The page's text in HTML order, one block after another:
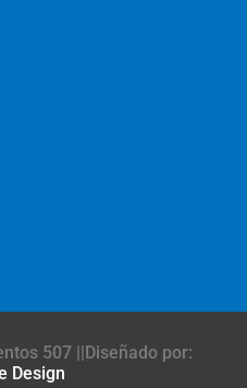
507 ||Diseñado por:
Design